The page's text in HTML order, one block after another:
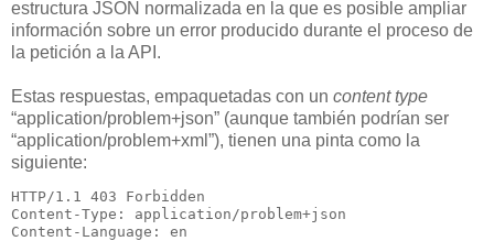
estructura JSON normalizada en la que es posible ampliar
información sobre un error producido durante el proceso de
la petición a la API.
Estas respuestas, empaquetadas con un content type
“application/problem+json” (aunque también podrían ser
“application/problem+xml”), tienen una pinta como la
siguiente:
HTTP/1.1 403 Forbidden
Content-Type : application/problem+json
Content-Language : en